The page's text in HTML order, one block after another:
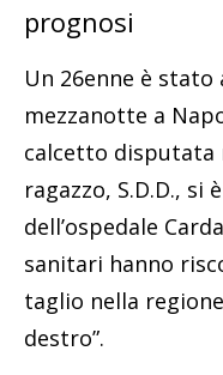
prognosi
Un 26enne è
mezzanotte a
calcetto disputata
ragazzo, S.D.D.,
dell’ospedale
sanitari hanno
taglio nella
destro”.